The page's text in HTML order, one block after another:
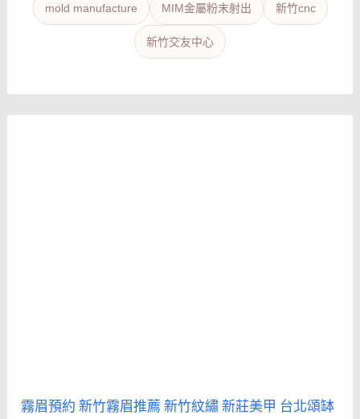
mold manufacture MIM金屬粉末射出 新竹cnc
新竹交友中心
霧眉預約新竹霧眉推薦新竹紋繡新莊美甲 台北頌缽